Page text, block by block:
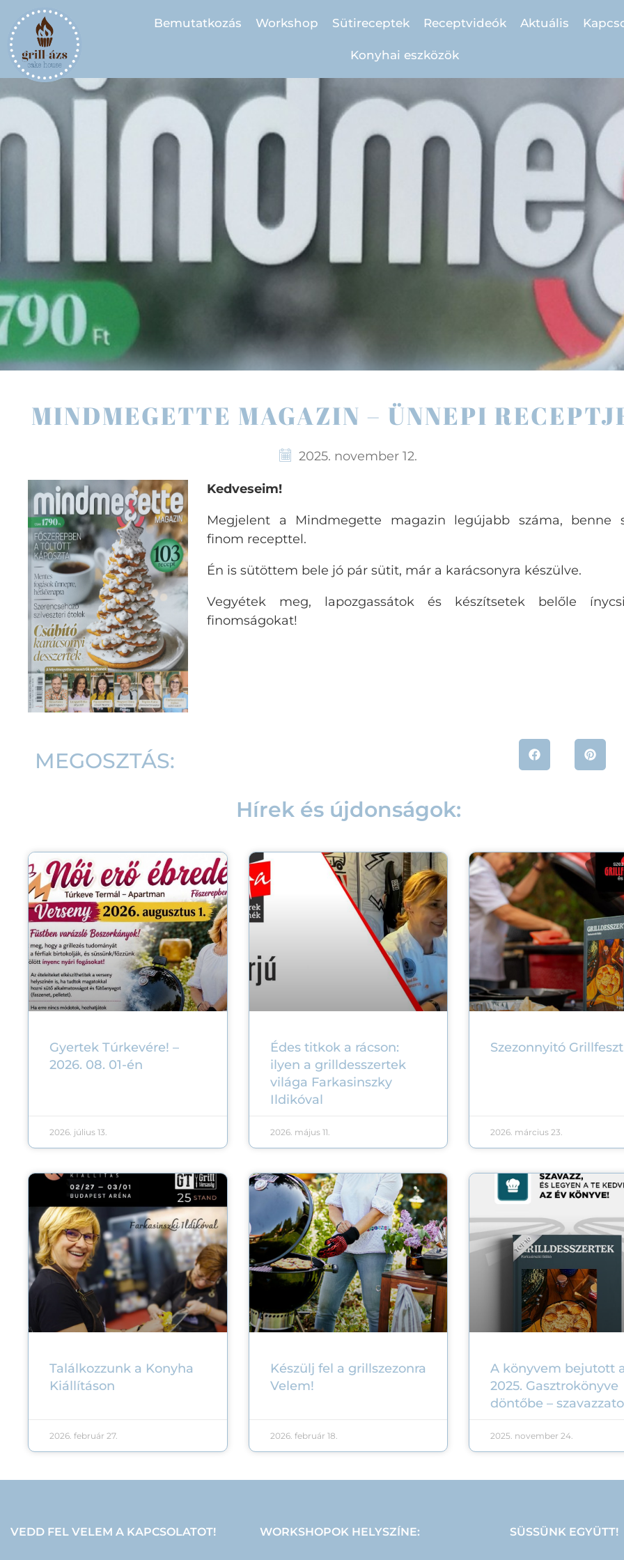
Bemutatkozás Workshop Sütireceptek Receptvideók Aktuális
Konyhai eszközök
MINDMEGETTE MAGAZIN – ÜNNEPI
2025. november 12.
Kedveseim!
Megjelent a Mindmegette magazin legújabb száma, benne
finom recepttel.
Én is sütöttem bele jó pár sütit, már a karácsonyra készülve.
Vegyétek meg, lapozgassátok és készítsetek belőle
finomságokat!
MEGOSZTÁS:
Hírek és újdonságok:
Gyertek Túrkevére! –
2026. 08. 01-én
2026. július 13.
Édes titkok a rácson:
ilyen a grilldesszertek
világa Farkasinszky
Ildikóval
2026. május 11.
Szezonnyitó
2026. március 23.
Találkozzunk a Konyha
Kiállításon
2026. február 27.
Készülj fel a grillszezonra
Velem!
2026. február 18.
A könyvem bejutott
2025. Gasztrokönyve
döntőbe –
2025. november 24.
VEDD FEL VELEM A KAPCSOLATOT! WORKSHOPOK HELYSZÍNE: SÜSSÜNK EGYÜTT!